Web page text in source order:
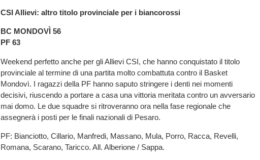
CSI Allievi: altro titolo provinciale per i biancorossi
BC MONDOVÌ 56
PF 63
Weekend perfetto anche per gli Allievi CSI, che hanno conquistato il titolo
provinciale al termine di una partita molto combattuta contro il Basket
Mondovì. I ragazzi della PF hanno saputo stringere i denti nei momenti
decisivi, riuscendo a portare a casa una vittoria meritata contro un avversario
mai domo. Le due squadre si ritroveranno ora nella fase regionale che
assegnerà i posti per le finali nazionali di Pesaro.
PF: Bianciotto, Cillario, Manfredi, Massano, Mula, Porro, Racca, Revelli,
Romana, Scarano, Taricco. All. Alberione / Sappa.